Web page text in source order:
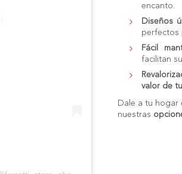
encanto.
Diseños
perfectos
Fácil
facilitan
valor de
Dale a tu hogar
nuestras